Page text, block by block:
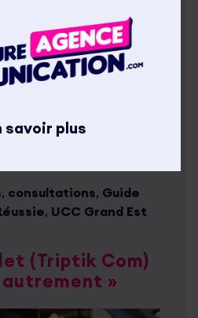
de communication
pratiques peu
lors des
, consultations, Guide
, UCC Grand Est
(Triptik Com)
autrement »
savoir plus